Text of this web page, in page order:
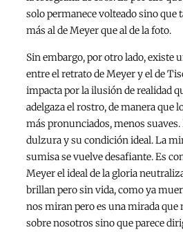
solo permanece volteado sino que
más al de Meyer que al de la foto.
Sin embargo, por otro lado, existe
entre el retrato de Meyer y el de
impacta por la ilusión de realidad
adelgaza el rostro, de manera que
más pronunciados, menos
dulzura y su condición ideal. La
sumisa se vuelve desafiante. Es
Meyer el ideal de la gloria
brillan pero sin vida, como ya
nos miran pero es una mirada que
sobre nosotros sino que parece